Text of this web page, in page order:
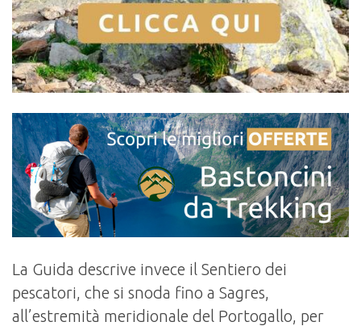
La Guida descrive invece il Sentiero dei
pescatori, che si snoda fino a Sagres,
all’estremità meridionale del Portogallo, per